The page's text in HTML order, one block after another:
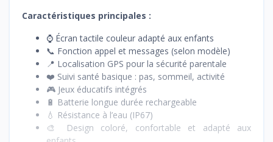
Caractéristiques principales :
⌚ Écran tactile couleur adapté aux enfants
📞 Fonction appel et messages (selon modèle)
📍 Localisation GPS pour la sécurité parentale
❤️ Suivi santé basique : pas, sommeil, activité
🎮 Jeux éducatifs intégrés
🔋 Batterie longue durée rechargeable
💧 Résistance à l’eau (IP67)
🎨 Design coloré, confortable et adapté aux